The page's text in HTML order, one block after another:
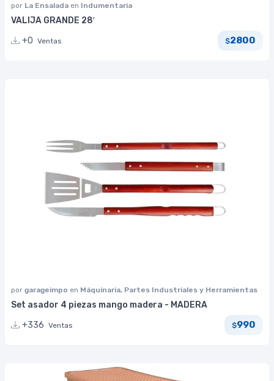
por La Ensalada en Indumentaria
VALIJA GRANDE 28′
+0 Ventas $2800
por garageimpo en Máquinaria, Partes Industriales y Herramientas
Set asador 4 piezas mango madera - MADERA
+336 Ventas $990